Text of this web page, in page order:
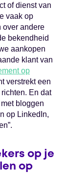
of dienst van
vaak op
over andere
bekendheid
aankopen
klant van
op
verstrekt een
En dat
bloggen
op LinkedIn,
op je
op